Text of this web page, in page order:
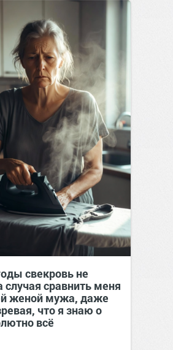
свекровь не
случая сравнить меня
женой мужа, даже
что я знаю о
всё